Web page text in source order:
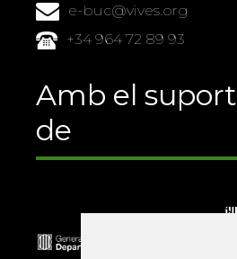
e-buc@vives.org
+34 964 72 89 93
Amb el suport
de